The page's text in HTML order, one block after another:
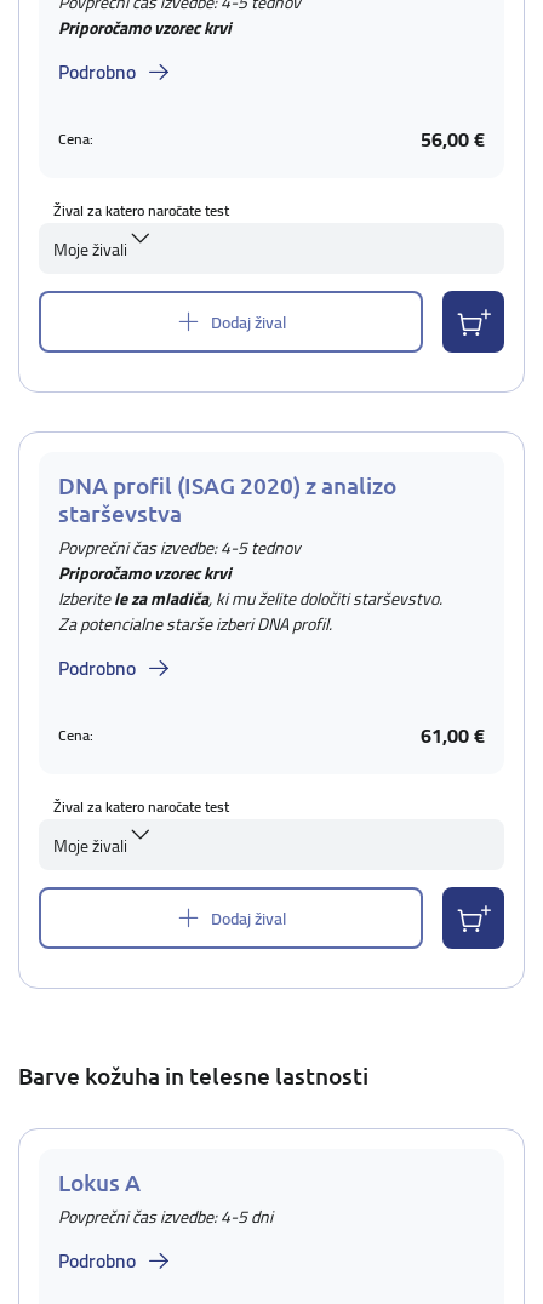
Priporočamo vzorec krvi
Podrobno
Cena: 56,00 €
Žival za katero naročate test
Moje živali
Dodaj žival
DNA profil (ISAG 2020) z analizo
starševstva
Povprečni čas izvedbe: 4-5 tednov
Priporočamo vzorec krvi
Izberitele za mladiča, ki mu želite določiti starševstvo.
Za potencialne starše izberi DNA profil.
Podrobno
Cena: 61,00 €
Žival za katero naročate test
Moje živali
Dodaj žival
Barve kožuha in telesne lastnosti
Lokus A
Povprečni čas izvedbe: 4-5 dni
Podrobno